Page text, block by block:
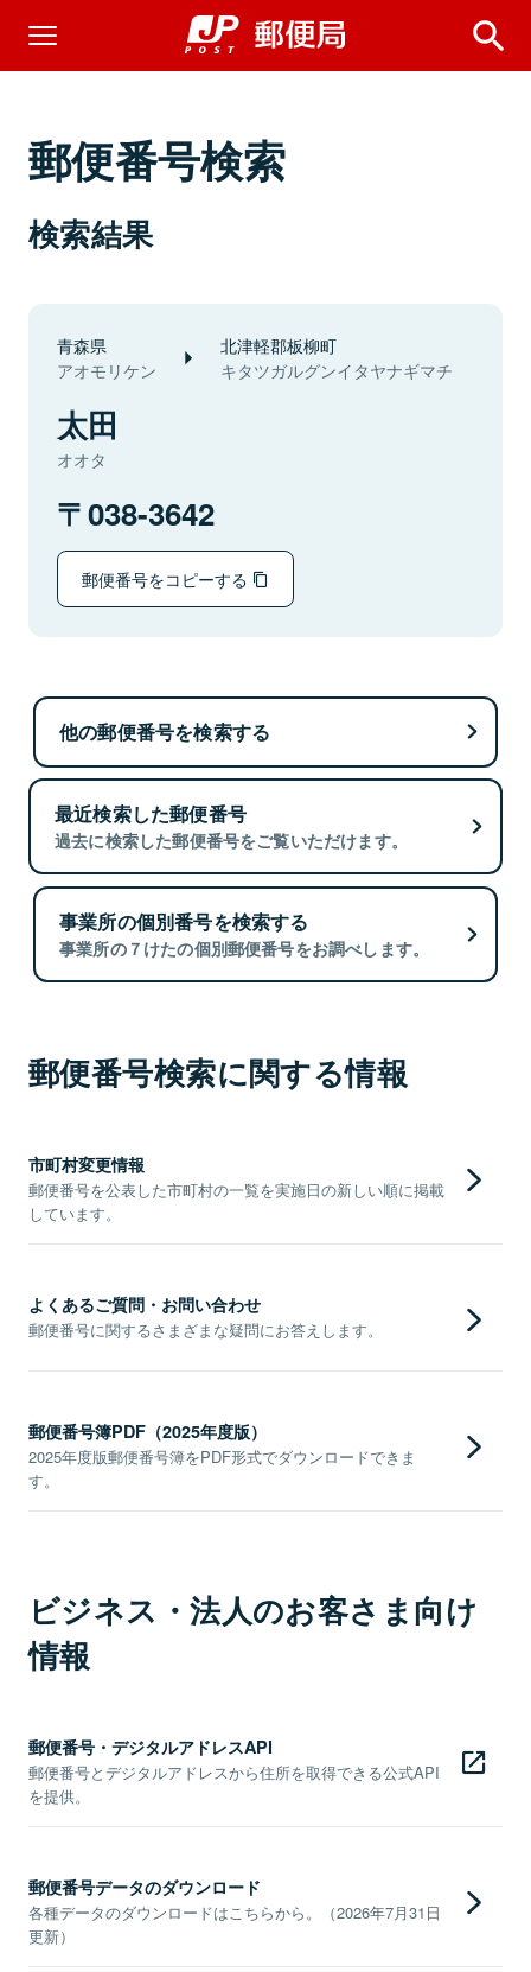
郵便番号検索
検索結果
青森県
アオモリケン
北津軽郡板柳町
キタツガルグンイタヤナギマチ
太田
オオタ
038-3642
郵便番号をコピーする
他の郵便番号を検索する
最近検索した郵便番号
過去に検索した郵便番号をご覧いただけます。
事業所の個別番号を検索する
事業所の７けたの個別郵便番号をお調べします。
郵便番号検索に関する情報
市町村変更情報
郵便番号を公表した市町村の一覧を実施日の新しい順に掲載
しています。
よくあるご質問・お問い合わせ
郵便番号に関するさまざまな疑問にお答えします。
郵便番号簿PDF（2025年度版）
2025年度版郵便番号簿をPDF形式でダウンロードできま
す。
ビジネス・法人のお客さま向け
情報
郵便番号・デジタルアドレスAPI
郵便番号とデジタルアドレスから住所を取得できる公式API
を提供。
郵便番号データのダウンロード
各種データのダウンロードはこちらから。（2026年7月31日
更新）